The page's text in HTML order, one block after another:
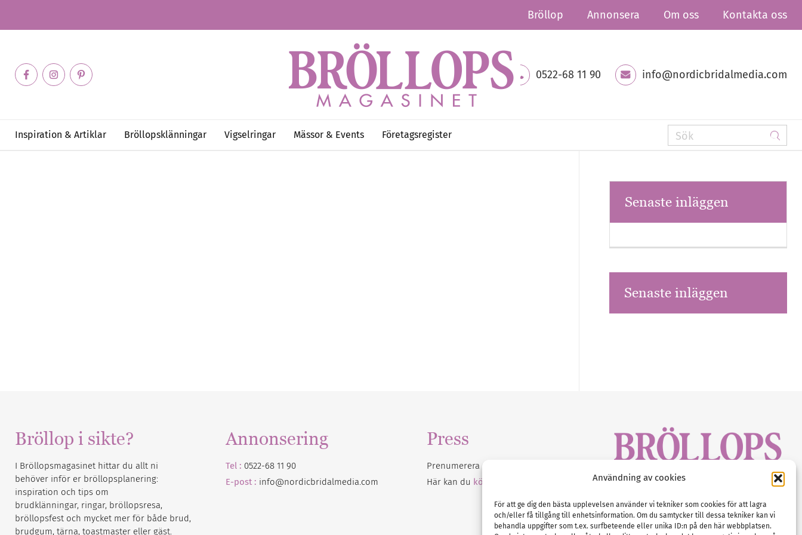
Användning av cookies
För att ge dig den bästa upplevelsen använder vi tekniker som cookies för att lagra
och/eller få tillgång till enhetsinformation. Om du samtycker till dessa tekniker kan vi
behandla uppgifter som t.ex. surfbeteende eller unika ID:n på den här webbplatsen.
Bröllop Annonsera Om oss Kontakta oss
0522-68 11 90 info@nordicbridalmedia.com
Inspiration & Artiklar Bröllopsklänningar Vigselringar Mässor & Events Företagsregister
Senaste inläggen
Senaste inläggen
Bröllop i sikte?
I Bröllopsmagasinet hittar du allt ni
behöver inför er bröllopsplanering:
inspiration och tips om
brudklänningar, ringar, bröllopsresa,
bröllopsfest och mycket mer för både brud,
brudgum, tärna, toastmaster eller gäst.
Annonsering
Tel : 0522-68 11 90
E-post : info@nordicbridalmedia.com
Press
Prenumerera på vårt
Här kan du köpa Bröllopsmagasinet
Tel :0522-68 11 90
E-post:info@nordicbridalmedia.com